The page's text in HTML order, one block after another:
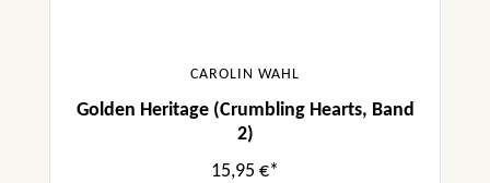
CAROLIN WAHL
Golden Heritage (Crumbling Hearts, Band
2)
15,95 €*